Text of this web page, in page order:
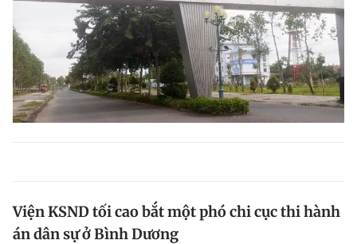
Viện KSND tối cao bắt một phó chi cục thi hành
án dân sự ở Bình Dương